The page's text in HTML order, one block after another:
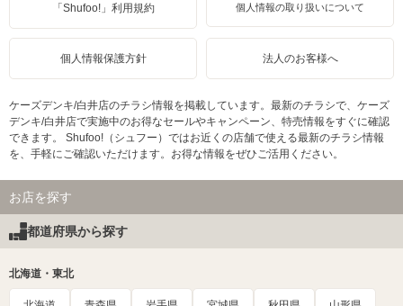
「Shufoo!」利用規約 個人情報の取り扱いについて
個人情報保護方針 法人のお客様へ
ケーズデンキ/白井店のチラシ情報を掲載しています。最新のチラシで、ケーズ
デンキ/白井店で実施中のお得なセールやキャンペーン、特売情報をすぐに確認
できます。 Shufoo!（シュフー）ではお近くの店舗で使える最新のチラシ情報
を、手軽にご確認いただけます。お得な情報をぜひご活用ください。
お店を探す
都道府県から探す
北海道・東北